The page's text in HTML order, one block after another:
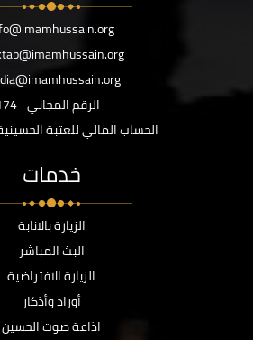
الرقم المجاني
الحساب المالي للعتبة
خدمات
الزيارة بالانابة
البث المباشر
الزيارة الافتراضية
أوراد وأذكار
اذاعة صوت الحسين